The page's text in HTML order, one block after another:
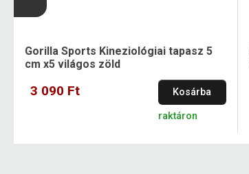
Gorilla Sports Kineziológiai tapasz 5
cm x5 világos zöld
3 090 Ft Kosárba
raktáron